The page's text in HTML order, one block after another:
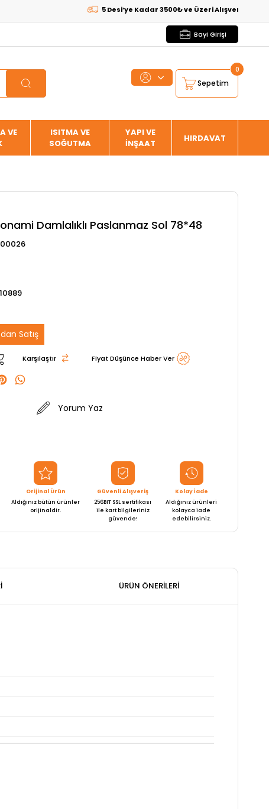
5 Desi’ye Kadar 3500₺ ve Üzeri Alışverişlerde
Bayi Girişi
Sepetim
0
VE
ISITMA VE
SOĞUTMA
YAPI VE
İNŞAAT
HIRDAVAT
Damlalıklı Paslanmaz Sol 78*48
Satış
Karşılaştır Fiyat Düşünce Haber Ver
Yorum Yaz
Orijinal Ürün
Aldığınız bütün ürünler
orijinaldir.
Güvenli Alışveriş
256BIT SSL sertifikası
ile kart bilgileriniz
güvende!
Kolay İade
Aldığınız ürünleri
kolayca iade
edebilirsiniz.
ÜRÜN ÖNERILERI